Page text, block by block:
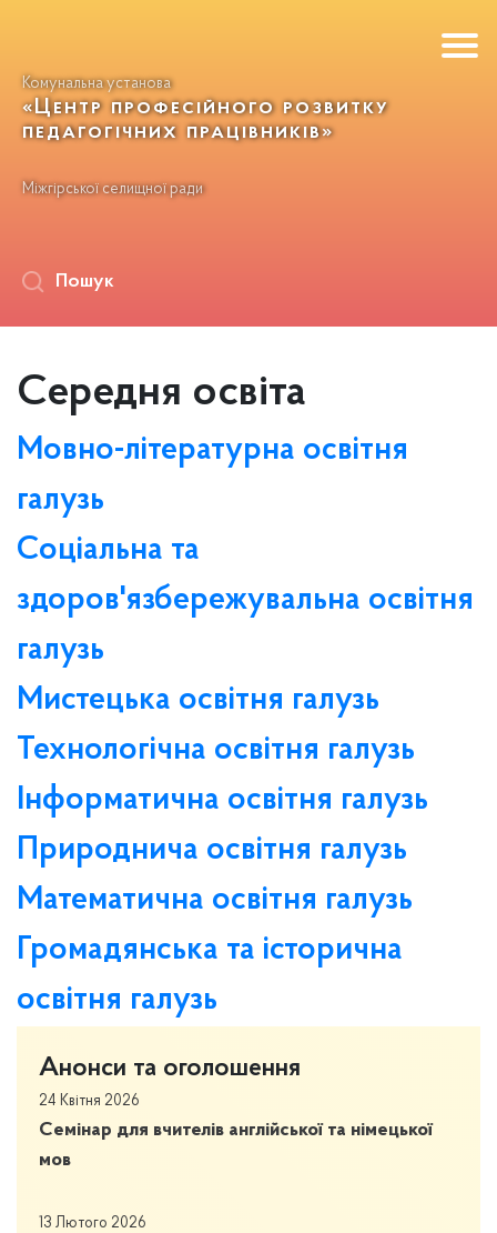
Комунальна установа
«Центр професійного розвитку
педагогічних працівників»
Міжгірської селищної ради
Пошук
Середня освіта
Мовно-літературна освітня
галузь
Соціальна та
здоров'язбережувальна освітня
галузь
Мистецька освітня галузь
Технологічна освітня галузь
Інформатична освітня галузь
Природнича освітня галузь
Математична освітня галузь
Громадянська та історична
освітня галузь
Анонси та оголошення
24 Квітня 2026
Семінар для вчителів англійської та німецької
мов
13 Лютого 2026